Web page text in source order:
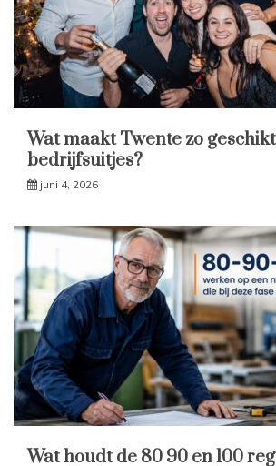
Wat maakt Twente zo
bedrijfsuitjes?
juni 4, 2026
Wat houdt de 80 90 en 100